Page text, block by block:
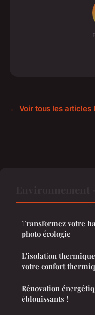
← Voir tous les articles
Transformez votre
photo écologie
L'isolation
votre confort
Rénovation
éblouissants !